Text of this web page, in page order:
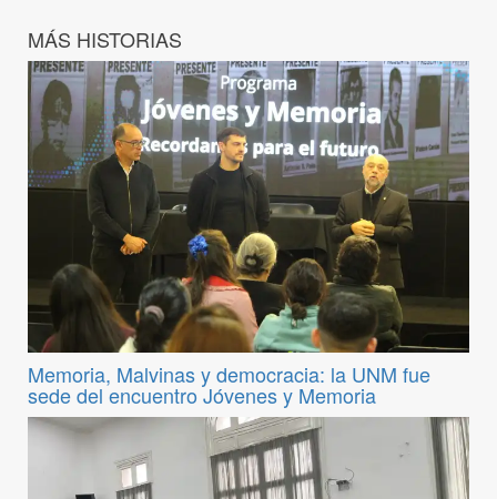
MÁS HISTORIAS
Memoria, Malvinas y democracia: la UNM fue
sede del encuentro Jóvenes y Memoria